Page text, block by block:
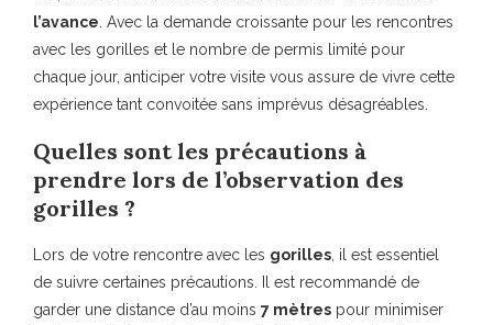
l’avance. Avec la demande croissante pour les rencontres
avec les gorilles et le nombre de permis limité pour
chaque jour, anticiper votre visite vous assure de vivre cette
expérience tant convoitée sans imprévus désagréables.
Quelles sont les précautions à
prendre lors de l’observation des
gorilles ?
Lors de votre rencontre avec les gorilles, il est essentiel
de suivre certaines précautions. Il est recommandé de
garder une distance d’au moins 7 mètres pour minimiser